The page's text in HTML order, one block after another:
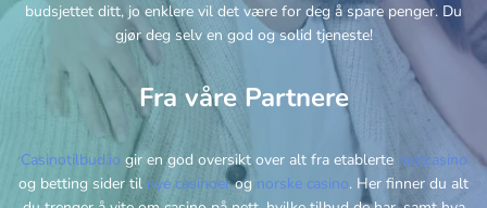
budsjettet ditt, jo enklere vil det være for deg å spare penger. Du
gjør deg selv en god og solid tjeneste!
Fra våre Partnere
Casinotilbud.io gir en god oversikt over alt fra etablerte nettcasino
og betting sider til nye casinoerog norske casino. Her finner du alt